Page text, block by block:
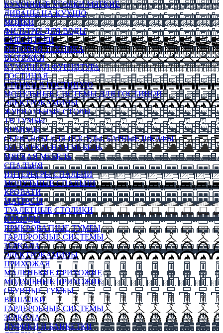
КУХОННЫЕ УГОЛКИ МЯГКИЕ
ДИВАНЫ НА КУХНЮ
МОЙКИ
ФИЛЬТРЫ ДЛЯ ВОДЫ
СМЕСИТЕЛИ
БЫТОВАЯ ТЕХНИКА
ВЫТЯЖКИ
КУХОННАЯ ФУРНИТУРА
ГОСТИНАЯ
СТЕНКИ В ГОСТИНУЮ
МОДУЛЬНЫЕ СИСТЕМЫ ДЛЯ ГОСТИНОЙ
ЭЛЕКТРОКАМИНЫ
ЖУРНАЛЬНЫЕ СТОЛЫ
ТВ ТУМБЫ
КОМОДЫ
СЕРВАНТЫ ДЛЯ ПОСУДЫ, БАРНЫЕ ШКАФЫ
БЕСКАРКАСНАЯ МЕБЕЛЬ
МЯГКАЯ МЕБЕЛЬ
СПАЛЬНЯ
ИНТЕРЬЕРЫ СПАЛЬНИ
МОДУЛЬНЫЕ СПАЛЬНИ
КРОВАТИ
МАТРАСЫ
ТУАЛЕТНЫЕ СТОЛИКИ
КОМОДЫ
ПРИКРОВАТНЫЕ ТУМБЫ
ГАРДЕРОБНЫЕ СИСТЕМЫ
ЗЕРКАЛА
ЭЛЕКТРОКАМИНЫ
ПРИХОЖАЯ
МАЛЕНЬКИЕ ПРИХОЖИЕ
МОДУЛЬНЫЕ ПРИХОЖИЕ
ОБУВНЫЕ ТУМБЫ
ВЕШАЛКИ
ГАРДЕРОБНЫЕ СИСТЕМЫ
ЗЕРКАЛА
ПУФИКИ И БАНКЕТКИ